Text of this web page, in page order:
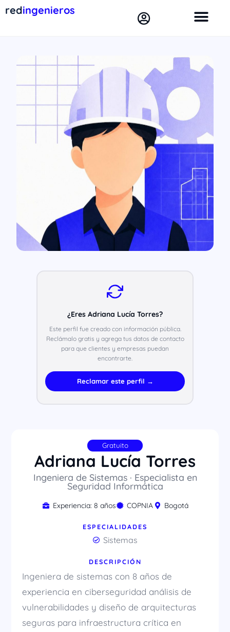
redingenieros
¿Eres Adriana Lucía Torres?
Este perfil fue creado con información pública.
Reclámalo gratis y agrega tus datos de contacto
para que clientes y empresas puedan
encontrarte.
Reclamar este perfil →
Gratuito
Adriana Lucía Torres
Ingeniera de Sistemas · Especialista en
Seguridad Informática
Experiencia: 8 años COPNIA Bogotá
ESPECIALIDADES
Sistemas
DESCRIPCIÓN
Ingeniera de sistemas con 8 años de
experiencia en ciberseguridad análisis de
vulnerabilidades y diseño de arquitecturas
seguras para infraestructura crítica en